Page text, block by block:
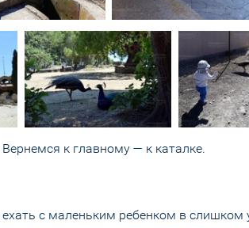
к главному — к каталке.
ехать с маленьким ребенком в слишком